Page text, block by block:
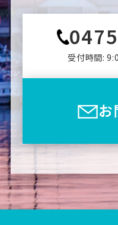
受付時間: